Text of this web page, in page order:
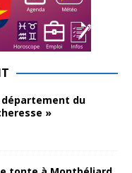
département du
»